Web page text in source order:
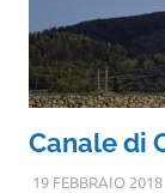
Canale di
19 FEBBRAIO 2018